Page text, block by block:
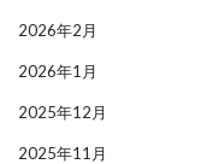
2026年2月
2026年1月
2025年12月
2025年11月